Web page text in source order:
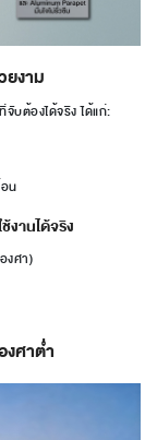
ยงาม
บต้องได้จริง ได้แก่:
น
งานได้จริง
งศา)
งศาต่ำ